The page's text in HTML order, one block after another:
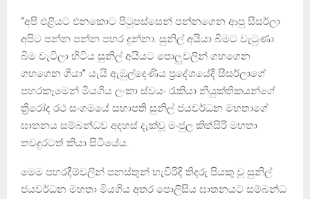
“අපි එළියට එනකොට පිටුපස්සෙන් පන්නගෙන ආපු සීසර්ලා
අපිට පන්න පන්න පහර දුන්නා. සුනිල් අයියා බිමට වැටුණා.
බිම වැටිලා හිටිය සුනිල් අයියට පොලුවලින් ගහගෙන
ගහගෙන ගියා” යැයි ඇඹුල්දෙණිය ප්‍රදේශයේදී සීසර්ලාගේ
පහරකෑමෙන් මියගිය ලංකා ස්වයං රැකියා නියුක්තිකයන්ගේ
ත්‍රිරෝද රථ සංගමයේ සභාපති සුනිල් ජයවර්ධන මහතාගේ
ඝාතනය සම්බන්ධව අදහස් දැක්වූ මංජුල කිත්සිරි මහතා
තවදුරටත් කියා සිටියේය.
මෙම පහරදීම්වලින් පනස්තුන් හැවිරිදි තිදරු පියකු වූ සුනිල්
ජයවර්ධන මහතා මියගිය අතර පොලිසිය ඝාතනයට සම්බන්ධ